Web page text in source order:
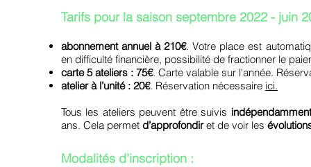
Tarifs pour la saison septembre 2022 - juin
abonnement annuel à 210€. Votre place est
en difficulté financière, possibilité de fractionner le
carte 5 ateliers : 75€. Carte valable sur l'année.
atelier à l’unité : 20€. Réservation nécessaire ici.
Tous les ateliers peuvent être suivis
ans. Cela permet d’approfondiret de voir les
Modalités d’inscription :